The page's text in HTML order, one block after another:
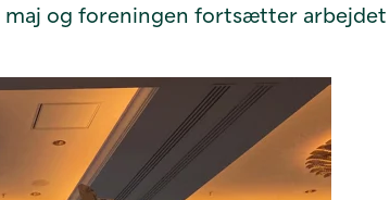
og foreningen fortsætter